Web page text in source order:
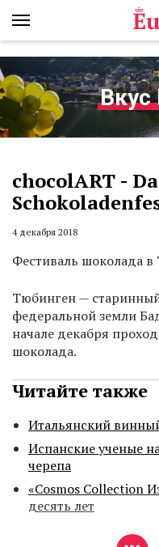
Вкус
chocolART -
4 декабря 2018
Фестиваль шоколада
Тюбинген —
федеральной земли
начале декабря
шоколада.
Читайте также
Итальянский
Испанские ученые
черепа
«Cosmos Collection
десять лет